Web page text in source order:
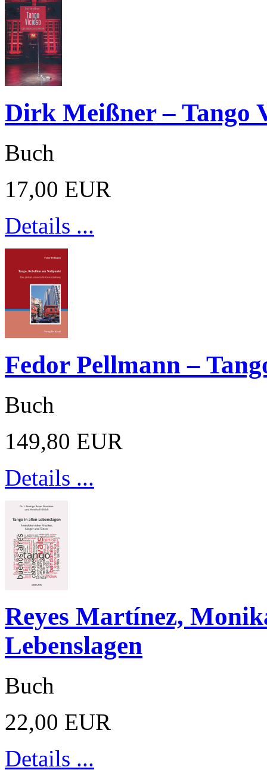
Dirk Meißner – Tango
Buch
17,00 EUR
Details ...
Fedor Pellmann –
Buch
149,80 EUR
Details ...
Reyes Martínez,
Lebenslagen
Buch
22,00 EUR
Details ...